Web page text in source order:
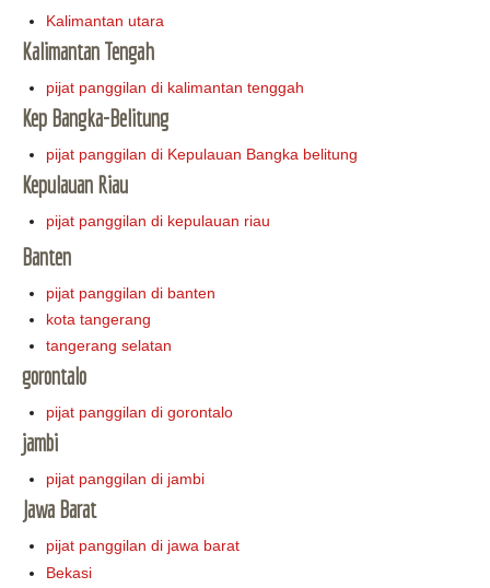
Kalimantan utara
Kalimantan Tengah
pijat panggilan di kalimantan tenggah
Kep Bangka-Belitung
pijat panggilan di Kepulauan Bangka belitung
Kepulauan Riau
pijat panggilan di kepulauan riau
Banten
pijat panggilan di banten
kota tangerang
tangerang selatan
gorontalo
pijat panggilan di gorontalo
jambi
pijat panggilan di jambi
Jawa Barat
pijat panggilan di jawa barat
Bekasi